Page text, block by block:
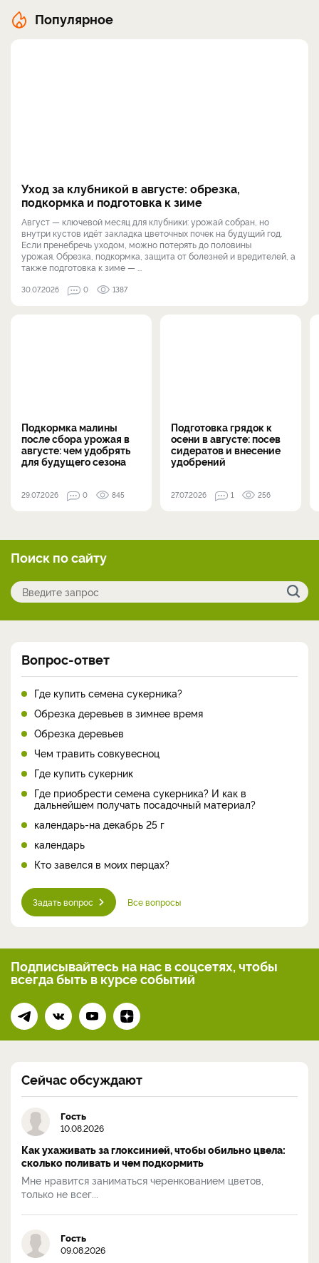
Популярное
Уход за клубникой в августе: обрезка,
подкормка и подготовка к зиме
Август — ключевой месяц для клубники: урожай собран, но
внутри кустов идёт закладка цветочных почек на будущий год.
Если пренебречь уходом, можно потерять до половины
урожая. Обрезка, подкормка, защита от болезней и вредителей, а
также подготовка к зиме — ...
30.07.2026 0 1387
Подкормка малины
после сбора урожая в
августе: чем удобрять
для будущего сезона
29.07.2026 0 845
Подготовка грядок к
осени в августе: посев
сидератов и внесение
удобрений
27.07.2026 1 256
Поиск по сайту
Вопрос-ответ
Где купить семена сукерника?
Обрезка деревьев в зимнее время
Обрезка деревьев
Чем травить совкувесноц
Где купить сукерник
Где приобрести семена сукерника? И как в
дальнейшем получать посадочный материал?
календарь-на декабрь 25 г
календарь
Кто завелся в моих перцах?
Задать вопрос Все вопросы
Подписывайтесь на нас в соцсетях, чтобы
всегдабыть в курсе событий
Сейчас обсуждают
Гость
10.08.2026
Как ухаживать за глоксинией, чтобы обильно цвела:
сколько поливать и чем подкормить
Мне нравится заниматься черенкованием цветов,
только не всег...
Гость
09.08.2026